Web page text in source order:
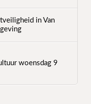
in Van
woensdag 9